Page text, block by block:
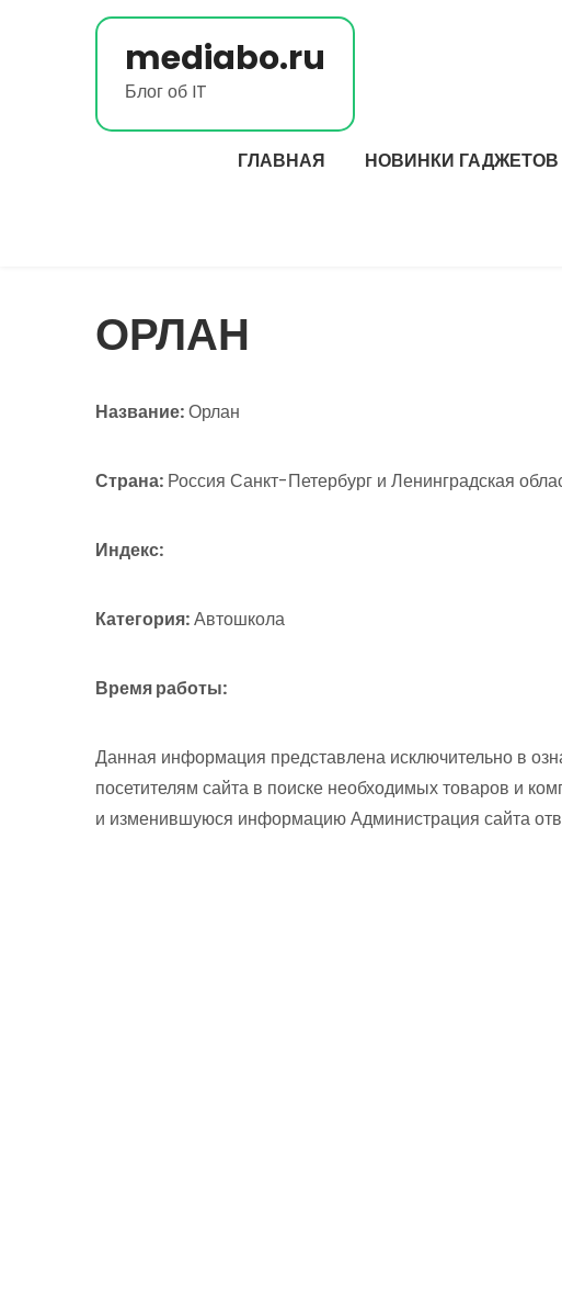
mediabo.ru
Блог об IT
ГЛАВНАЯ НОВИНКИ ГАДЖЕТОВ
ОРЛАН
Название:Орлан
Страна: Россия Санкт-Петербург и Ленинградская
Индекс:
Категория:Автошкола
Время работы:
Данная информация представлена исключительно в
посетителям сайта в поиске необходимых товаров и
и изменившуюся информацию Администрация сайта